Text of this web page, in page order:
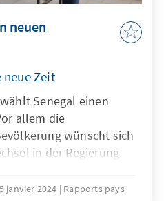
neuen
neue Zeit
Senegal einen
allem die
wünscht sich
in der Regierung.
Favorit vieler junger
janvier 2024 Rapports pays